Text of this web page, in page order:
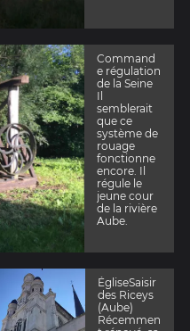
Command
e régulation
de la Seine
Il
semblerait
que ce
système de
rouage
fonctionne
encore. Il
régule le
jeune cour
de la rivière
Aube.
ÉgliseSaisir
des Riceys
(Aube)
Récemmen